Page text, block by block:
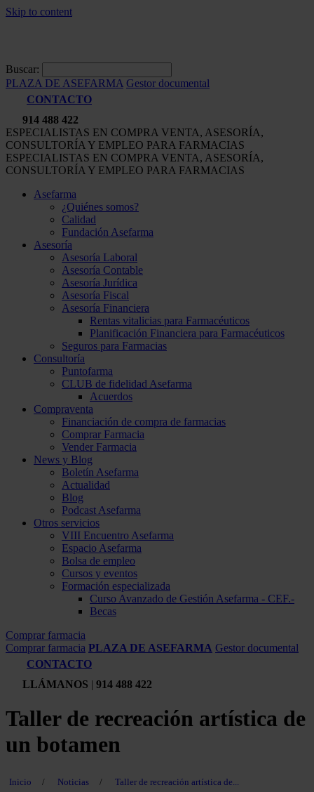
Skip to content
Buscar:
PLAZA DE ASEFARMA Gestor documental
CONTACTO
914 488 422
ESPECIALISTAS EN COMPRA VENTA, ASESORÍA,
CONSULTORÍA Y EMPLEO PARA FARMACIAS
ESPECIALISTAS EN COMPRA VENTA, ASESORÍA,
CONSULTORÍA Y EMPLEO PARA FARMACIAS
Asefarma
¿Quiénes somos?
Calidad
Fundación Asefarma
Asesoría
Asesoría Laboral
Asesoría Contable
Asesoría Jurídica
Asesoría Fiscal
Asesoría Financiera
Rentas vitalicias para Farmacéuticos
Planificación Financiera para Farmacéuticos
Seguros para Farmacias
Consultoría
Puntofarma
CLUB de fidelidad Asefarma
Acuerdos
Compraventa
Financiación de compra de farmacias
Comprar Farmacia
Vender Farmacia
News y Blog
Boletín Asefarma
Actualidad
Blog
Podcast Asefarma
Otros servicios
VIII Encuentro Asefarma
Espacio Asefarma
Bolsa de empleo
Cursos y eventos
Formación especializada
Curso Avanzado de Gestión Asefarma - CEF.-
Becas
Comprar farmacia
Comprar farmacia PLAZA DE ASEFARMA Gestor documental
CONTACTO
LLÁMANOS | 914 488 422
Taller de recreación artística de
un botamen
Inicio / Noticias / Taller de recreación artística de...